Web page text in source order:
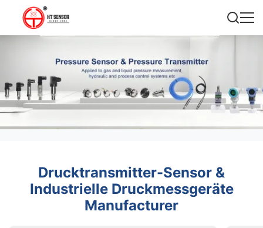
Drucktransmitter-Sensor &
Industrielle Druckmessgeräte
Manufacturer